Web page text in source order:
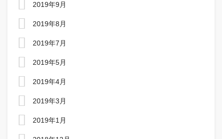
2019年9月
2019年8月
2019年7月
2019年5月
2019年4月
2019年3月
2019年1月